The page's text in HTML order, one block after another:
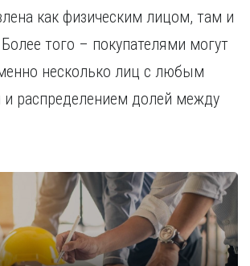
как физическим лицом, там и
того – покупателями могут
несколько лиц с любым
распределением долей между